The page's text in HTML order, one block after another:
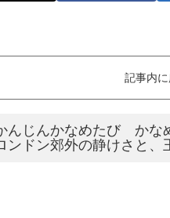
記事内に
んじんかなめたび かな
ンドン郊外の静けさと、